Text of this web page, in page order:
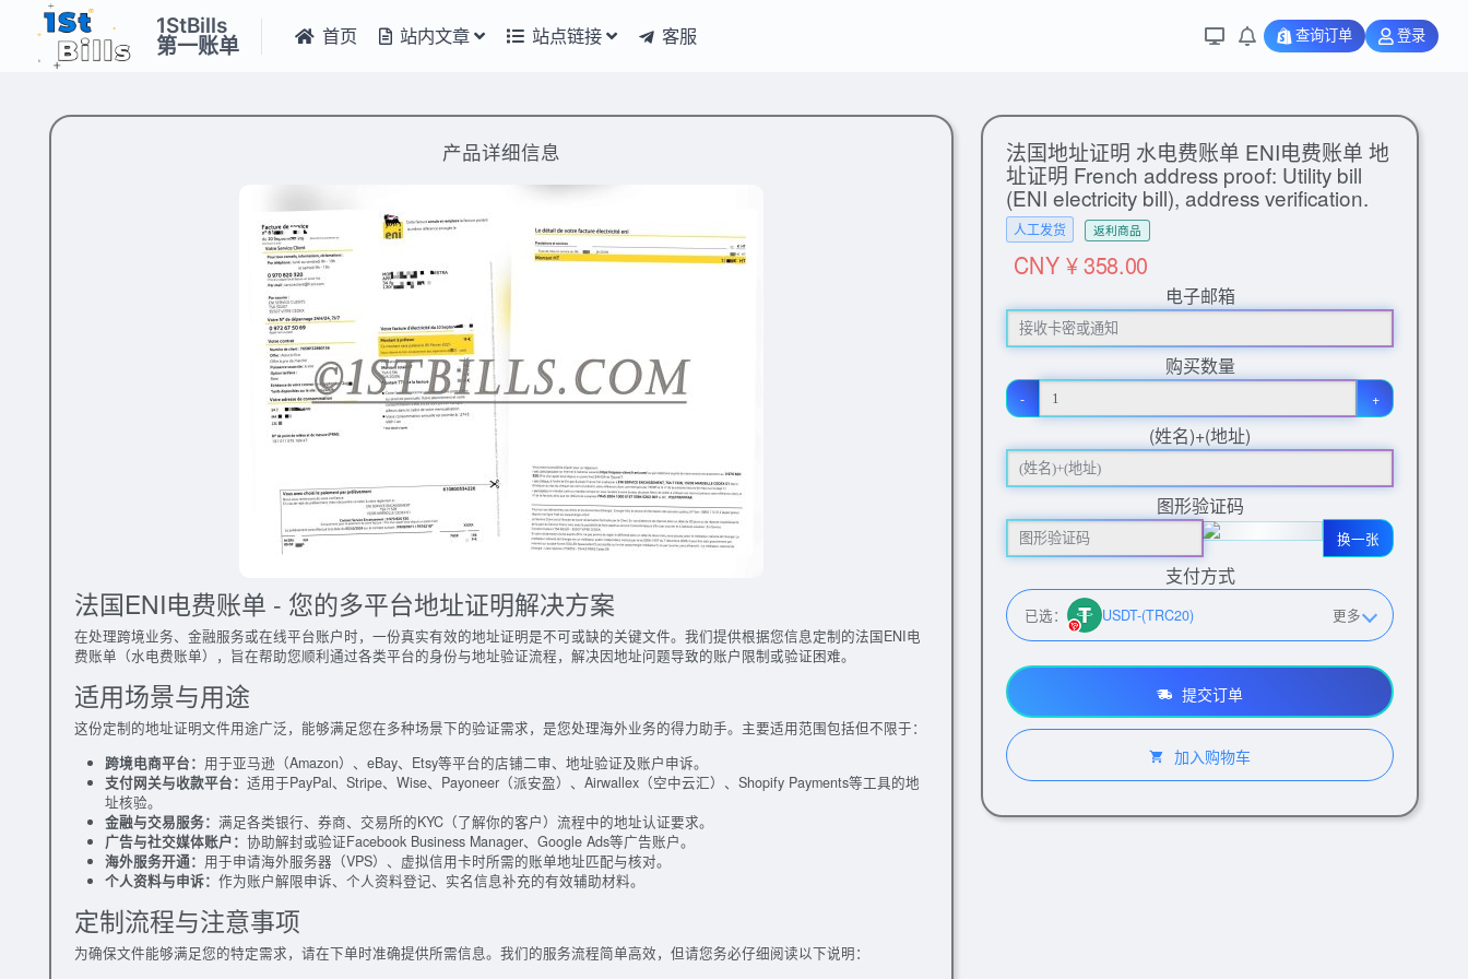
1StBills
第一账单
首页 站内文章 站点链接 客服 查询订单 登录
法国地址证明 水电费账单 ENI电费账单 地
址证明 French address proof: Utility bill
(ENI electricity bill), address verification.
人工发货 返利商品
CNY ¥ 358.00
电子邮箱
购买数量
- +
(姓名)+(地址)
图形验证码
换一张
支付方式
已选： USDT-(TRC20) 更多
提交订单
加入购物车
产品详细信息
法国ENI电费账单 - 您的多平台地址证明解决方案
在处理跨境业务、金融服务或在线平台账户时，一份真实有效的地址证明是不可或缺的关键文件。我们提供根据您信息定制的法国ENI电
费账单（水电费账单），旨在帮助您顺利通过各类平台的身份与地址验证流程，解决因地址问题导致的账户限制或验证困难。
适用场景与用途
这份定制的地址证明文件用途广泛，能够满足您在多种场景下的验证需求，是您处理海外业务的得力助手。主要适用范围包括但不限于：
跨境电商平台： 用于亚马逊（Amazon）、eBay、Etsy等平台的店铺二审、地址验证及账户申诉。
支付网关与收款平台： 适用于PayPal、Stripe、Wise、Payoneer（派安盈）、Airwallex（空中云汇）、Shopify Payments等工具的地
址核验。
金融与交易服务： 满足各类银行、券商、交易所的KYC（了解你的客户）流程中的地址认证要求。
广告与社交媒体账户： 协助解封或验证Facebook Business Manager、Google Ads等广告账户。
海外服务开通： 用于申请海外服务器（VPS）、虚拟信用卡时所需的账单地址匹配与核对。
个人资料与申诉： 作为账户解限申诉、个人资料登记、实名信息补充的有效辅助材料。
定制流程与注意事项
为确保文件能够满足您的特定需求，请在下单时准确提供所需信息。我们的服务流程简单高效，但请您务必仔细阅读以下说明：